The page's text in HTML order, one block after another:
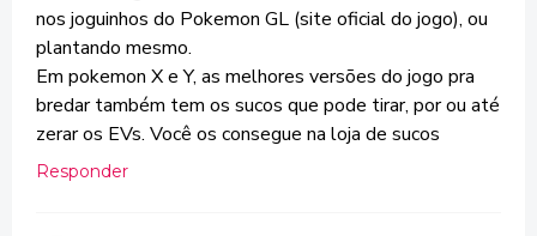
nos joguinhos do Pokemon GL (site oficial do jogo), ou
plantando mesmo.
Em pokemon X e Y, as melhores versões do jogo pra
bredar também tem os sucos que pode tirar, por ou até
zerar os EVs. Você os consegue na loja de sucos
Responder